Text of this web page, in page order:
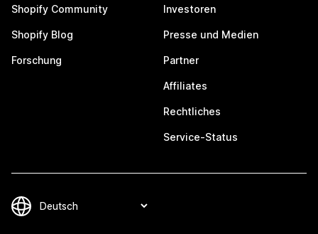
Shopify Community
Shopify Blog
Forschung
Investoren
Presse und Medien
Partner
Affiliates
Rechtliches
Service-Status